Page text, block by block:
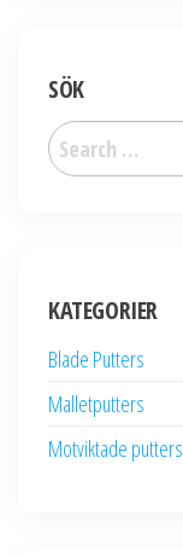
SÖK
Search
for:
KATEGORIER
Blade Putters
Malletputters
Motviktade putters